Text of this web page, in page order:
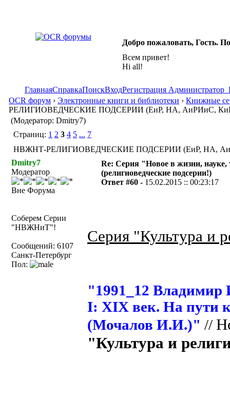
Добро пожаловать, Гость.
Всем привет!
Hi all!
ГлавнаяСправкаПоискВходРегистрация Администратор
OCR форум › Электронные книги и библиотеки › Книжные
РЕЛИГИОВЕДЧЕСКИЕ ПОДСЕРИИ (ЕиР, НА, АиРИиС,
(Модератор: Dmitry7)
Страниц: 1 2 3 4 5 ... 7
НВЖНТ-РЕЛИГИОВЕДЧЕСКИЕ ПОДСЕРИИ (ЕиР, НА,
Dmitry7
Модератор
Вне Форума
Соберем Серии
"НВЖНиТ"!
Сообщений: 6107
Санкт-Петербург
Пол:
Re: Серия "Новое в жизни, науке,
(религиоведческие подсерии!)
Ответ #60 - 15.02.2015 :: 00:23:17
Серия "Культура и
"1991_12
I: XIX век. На пути
(Мочалов И.И.)" //
"Культура и